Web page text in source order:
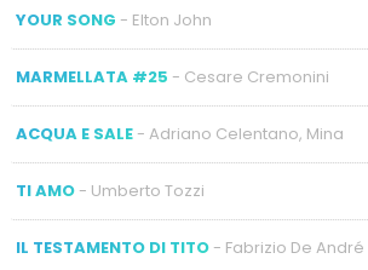
YOUR SONG - Elton John
MARMELLATA #25 - Cesare Cremonini
ACQUA E SALE- Adriano Celentano, Mina
TI AMO- Umberto Tozzi
IL TESTAMENTO DI TITO- Fabrizio De André